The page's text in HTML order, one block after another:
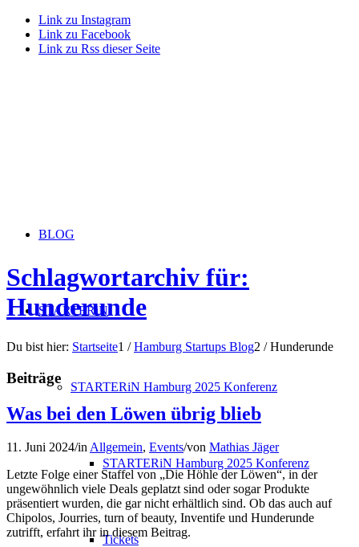
Link zu Instagram
Link zu Facebook
Link zu Rss dieser Seite
BLOG
STARTERiN
STARTERiN Hamburg 2025 Konferenz
STARTERiN Hamburg 2025 Konferenz
Tickets
Schlagwortarchiv für:
Hunderunde
Du bist hier: Startseite1 / Hamburg Startups Blog2 / Hunderunde
Beiträge
Was bei den Löwen übrig blieb
11. Juni 2024/inAllgemein, Events/von Mathias Jäger
Letzte Folge einer Staffel von „Die Höhle der Löwen“, in der
ungewöhnlich viele Deals geplatzt sind oder sogar Produkte
präsentiert wurden, die gar nicht erhältlich sind. Ob das auch auf
Chipolos, Jourries, turn of beauty, Inventife und Hunderunde
zutrifft, erfahrt ihr in diesem Beitrag.